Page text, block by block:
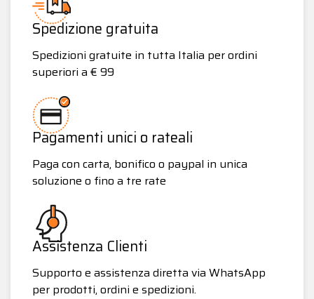
Spedizione gratuita
Spedizioni gratuite in tutta Italia per ordini
superiori a € 99
Pagamenti unici o rateali
Paga con carta, bonifico o paypal in unica
soluzione o fino a tre rate
Assistenza Clienti
Supporto e assistenza diretta via WhatsApp
per prodotti, ordini e spedizioni.